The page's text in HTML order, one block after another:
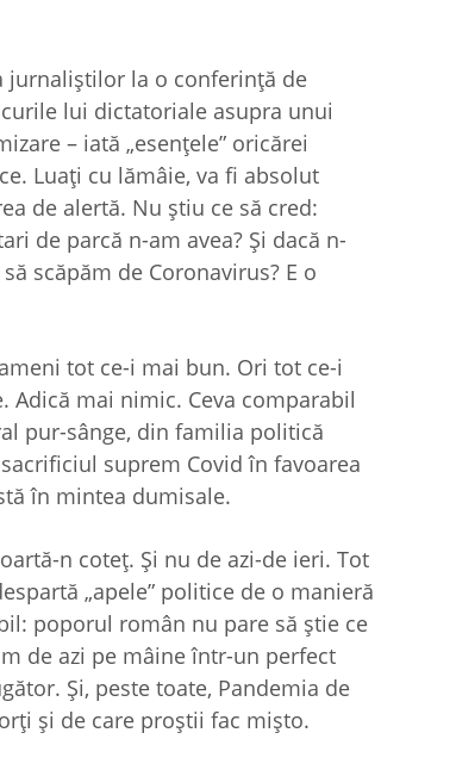
jurnaliştilor la o conferinţă de
lui dictatoriale asupra unui
– iată „esenţele” oricărei
Luaţi cu lămâie, va fi absolut
de alertă. Nu ştiu ce să cred:
de parcă n-am avea? Şi dacă n-
scăpăm de Coronavirus? E o
tot ce-i mai bun. Ori tot ce-i
Adică mai nimic. Ceva comparabil
pur-sânge, din familia politică
suprem Covid în favoarea
în mintea dumisale.
n coteţ. Şi nu de azi-de ieri. Tot
„apele” politice de o manieră
poporul român nu pare să ştie ce
de azi pe mâine într-un perfect
Şi, peste toate, Pandemia de
şi de care proştii fac mişto.